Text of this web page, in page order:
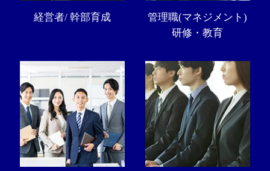
経営者/ 幹部育成
管理職(マネジメント)
研修・教育